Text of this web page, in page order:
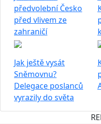
předvolební Česko
před vlivem ze
zahraničí
Jak ještě vysát
Sněmovnu?
Delegace poslanců
vyrazily do světa